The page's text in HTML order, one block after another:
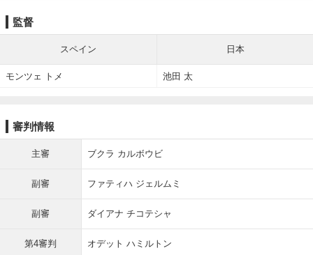
監督
スペイン 日本
モンツェ トメ 池田 太
審判情報
主審 ブクラ カルボウビ
副審 ファティハ ジェルムミ
副審 ダイアナ チコテシャ
第4審判 オデット ハミルトン